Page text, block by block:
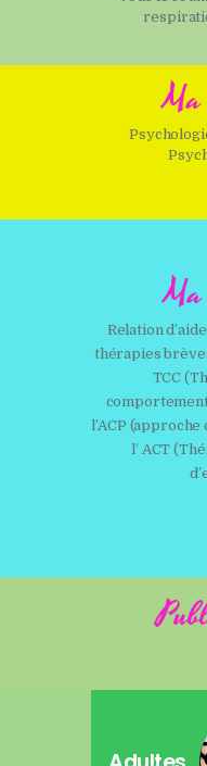
Relation
thérapies
TCC
l’ACP
l’ ACT